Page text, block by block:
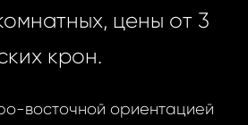
цены от 3
крон.
восточной ориентацией